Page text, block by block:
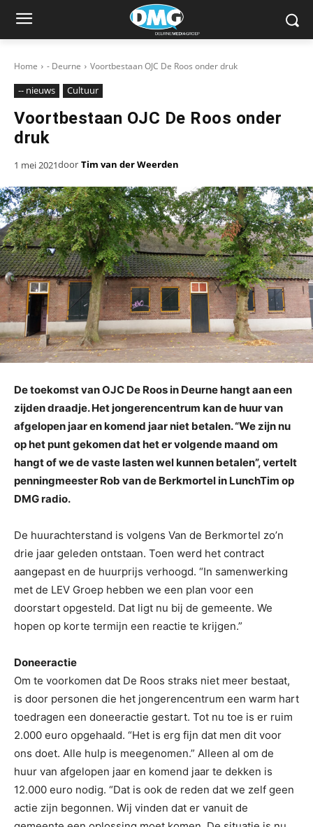
Home - Deurne Voortbestaan OJC De Roos onder druk
-- nieuws Cultuur
Voortbestaan OJC De Roos onder
druk
1 mei 2021door Tim van der Weerden
De toekomst van OJC De Roos in Deurne hangt aan een
zijden draadje. Het jongerencentrum kan de huur van
afgelopen jaar en komend jaar niet betalen. “We zijn nu
op het punt gekomen dat het er volgende maand om
hangt of we de vaste lasten wel kunnen betalen”, vertelt
penningmeester Rob van de Berkmortel in LunchTim op
DMG radio.
De huurachterstand is volgens Van de Berkmortel zo’n
drie jaar geleden ontstaan. Toen werd het contract
aangepast en de huurprijs verhoogd. “In samenwerking
met de LEV Groep hebben we een plan voor een
doorstart opgesteld. Dat ligt nu bij de gemeente. We
hopen op korte termijn een reactie te krijgen.”
Doneeractie
Om te voorkomen dat De Roos straks niet meer bestaat,
is door personen die het jongerencentrum een warm hart
toedragen een doneeractie gestart. Tot nu toe is er ruim
2.000 euro opgehaald. “Het is erg fijn dat men dit voor
ons doet. Alle hulp is meegenomen.” Alleen al om de
huur van afgelopen jaar en komend jaar te dekken is
12.000 euro nodig. “Dat is ook de reden dat we zelf geen
actie zijn begonnen. Wij vinden dat er vanuit de